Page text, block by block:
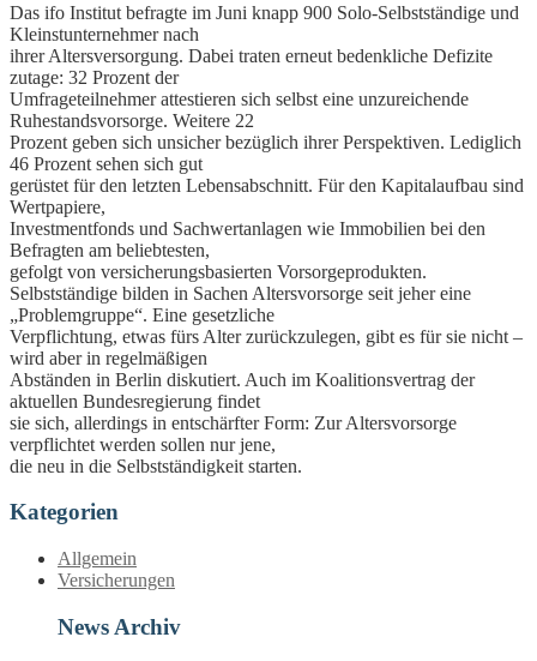
Das ifo Institut befragte im Juni knapp 900 Solo-Selbstständige und
Kleinstunternehmer nach
ihrer Altersversorgung. Dabei traten erneut bedenkliche Defizite
zutage: 32 Prozent der
Umfrageteilnehmer attestieren sich selbst eine unzureichende
Ruhestandsvorsorge. Weitere 22
Prozent geben sich unsicher bezüglich ihrer Perspektiven. Lediglich
46 Prozent sehen sich gut
gerüstet für den letzten Lebensabschnitt. Für den Kapitalaufbau sind
Wertpapiere,
Investmentfonds und Sachwertanlagen wie Immobilien bei den
Befragten am beliebtesten,
gefolgt von versicherungsbasierten Vorsorgeprodukten.
Selbstständige bilden in Sachen Altersvorsorge seit jeher eine
„Problemgruppe“. Eine gesetzliche
Verpflichtung, etwas fürs Alter zurückzulegen, gibt es für sie nicht –
wird aber in regelmäßigen
Abständen in Berlin diskutiert. Auch im Koalitionsvertrag der
aktuellen Bundesregierung findet
sie sich, allerdings in entschärfter Form: Zur Altersvorsorge
verpflichtet werden sollen nur jene,
die neu in die Selbstständigkeit starten.
Kategorien
Allgemein
Versicherungen
News Archiv